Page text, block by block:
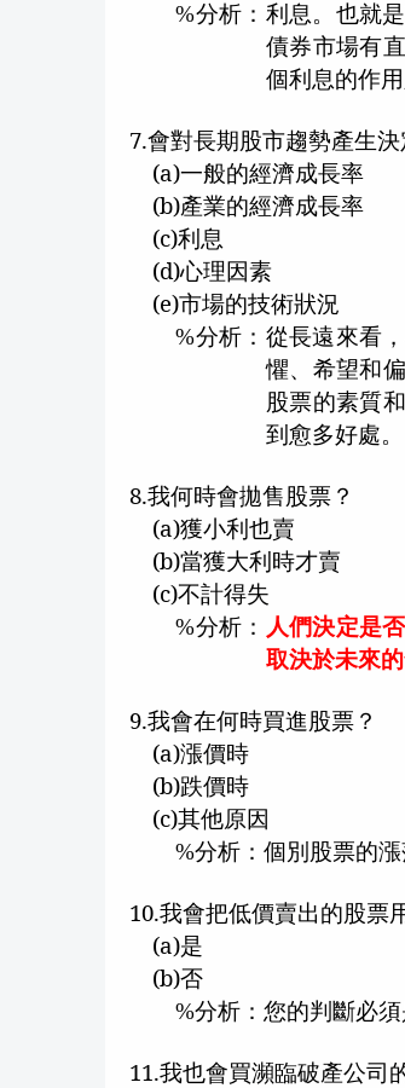
%分析：利息。也就
債券市場有
個利息的作
7.會對長期股市趨勢產生決
(a)一般的經濟成長率
(b)產業的經濟成長率
(c)利息
(d)心理因素
(e)市場的技術狀況
%分析：從長遠來看
懼、希望和
股票的素質
到愈多好處。
8.我何時會拋售股票？
(a)獲小利也賣
(b)當獲大利時才賣
(c)不計得失
%分析： 人們決定是
取決於未來
9.我會在何時買進股票？
(a)漲價時
(b)跌價時
(c)其他原因
%分析：個別股票的
10.我會把低價賣出的股票
(a)是
(b)否
%分析：您的判斷必
11.我也會買瀕臨破產公司